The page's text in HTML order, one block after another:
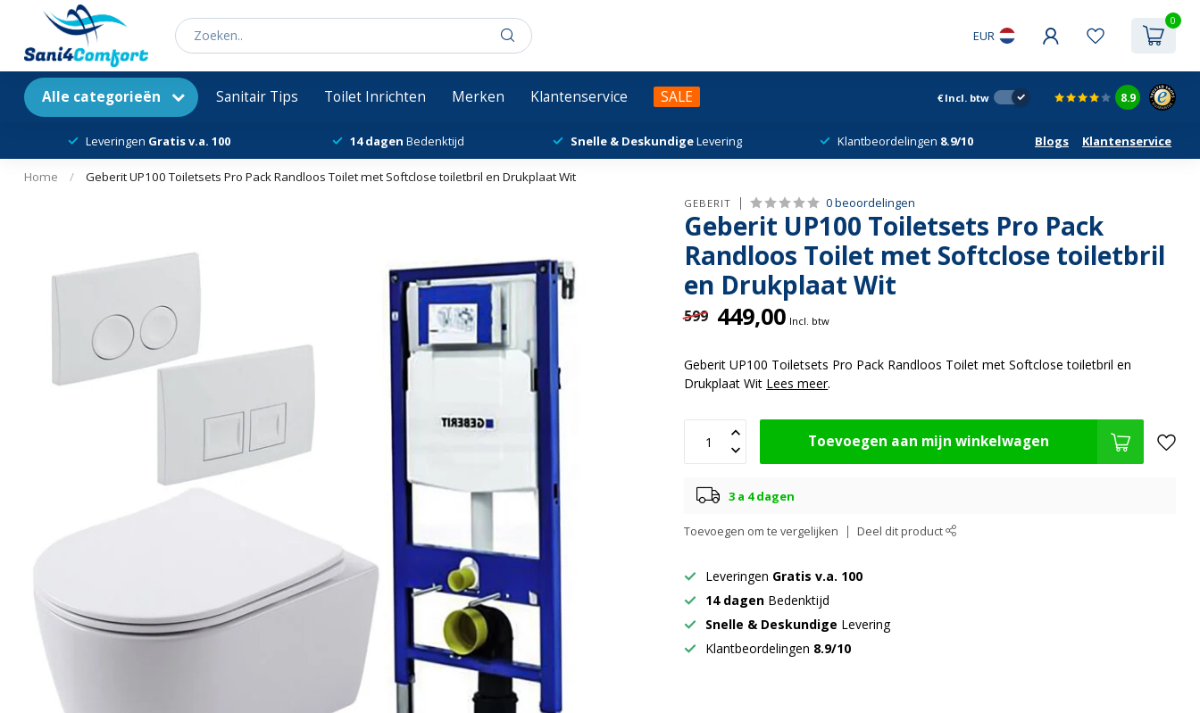
EUR
0
Alle categorieën Sanitair Tips Toilet Inrichten Merken Klantenservice SALE € Incl. btw 8.9
Leveringen Gratis v.a. 100 14 dagen Bedenktijd Snelle & DeskundigeLevering Klantbeordelingen 8.9/10 Blogs Klantenservice
Home / Geberit UP100 Toiletsets Pro Pack Randloos Toilet met Softclose toiletbril en Drukplaat Wit
GEBERIT 0 beoordelingen
Geberit UP100 Toiletsets Pro Pack
Randloos Toilet met Softclose toiletbril
en Drukplaat Wit
599 449,00 Incl. btw
Geberit UP100 Toiletsets Pro Pack Randloos Toilet met Softclose toiletbril en
Drukplaat Wit Lees meer.
Toevoegen aan mijn winkelwagen
3 a 4 dagen
Toevoegen om te vergelijken Deel dit product
Leveringen Gratis v.a. 100
14 dagen Bedenktijd
Snelle & Deskundige Levering
Klantbeordelingen 8.9/10